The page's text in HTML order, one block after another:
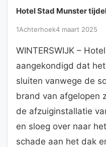
Hotel Stad Munster
1Achterhoek4 maart 2025
WINTERSWIJK –
aangekondigd dat
sluiten vanwege de
brand van afgelopen
de afzuiginstallatie
en sloeg over naar
schade aan het dak